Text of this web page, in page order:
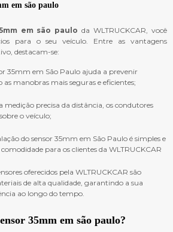
em são paulo
em são paulo da WLTRUCKCAR, você
para o seu veículo. Entre as vantagens
destacam-se:
as manobras mais seguras e eficientes;
o veículo;
para os clientes da WLTRUCKCAR
de alta qualidade, garantindo a sua
ao longo do tempo.
35mm em são paulo?